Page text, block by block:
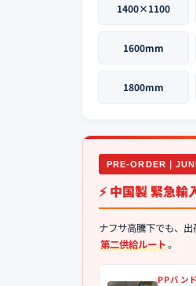
1400×1100
1600mm
1800mm
PRE-ORDER｜
⚡ 中国製 緊急輸
ナフサ高騰下でも、
第二供給ルート。
PPバンド